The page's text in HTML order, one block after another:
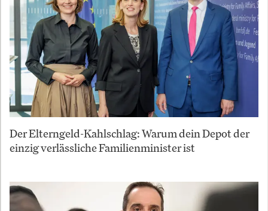
Der Elterngeld-Kahlschlag: Warum dein Depot der
einzig verlässliche Familienminister ist